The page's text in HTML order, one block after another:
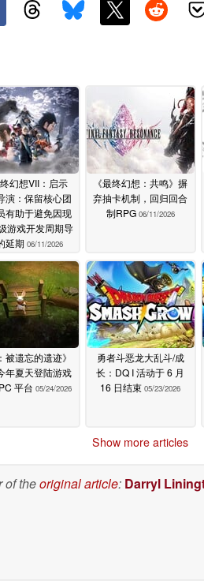
终幻想VII：启示
演：保留核心团
有助于避免因现
游戏开发周期导
延期 06/11/2026
《最终幻想：共鸣》摒
弃抽卡机制，回归回合
制RPG 06/11/2026
被遗忘的遗迹》
年夏天登陆游戏
平台 05/24/2026
勇者斗恶龙大乱斗/成
长：DQ I 活动于 6 月
16 日结束 05/23/2026
Show more articles
of theoriginal article: Darryl